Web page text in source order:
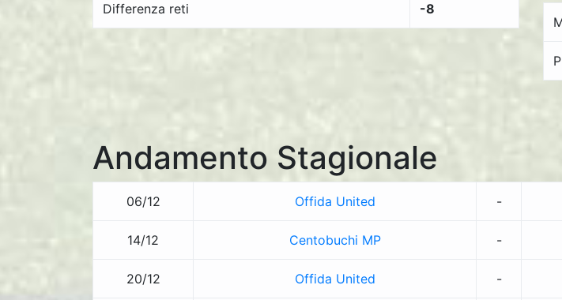
Differenza reti -8
Andamento Stagionale
06/12 Offida United -
14/12 Centobuchi MP -
20/12 Offida United -